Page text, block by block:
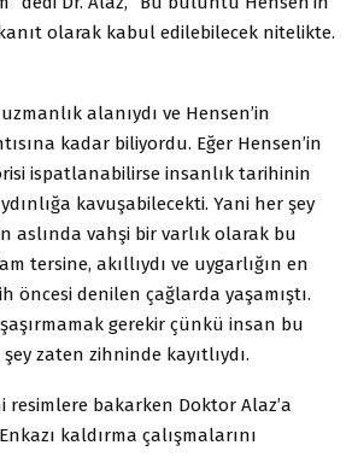
olarak kabul edilebilecek nitelikte.
alanıydı ve Hensen’in
kadar biliyordu. Eğer Hensen’in
ispatlanabilirse insanlık tarihinin
kavuşabilecekti. Yani her şey
aslında vahşi bir varlık olarak bu
tersine, akıllıydı ve uygarlığın en
öncesi denilen çağlarda yaşamıştı.
gerekir çünkü insan bu
zaten zihninde kayıtlıydı.
resimlere bakarken Doktor Alaz’a
kaldırma çalışmalarını